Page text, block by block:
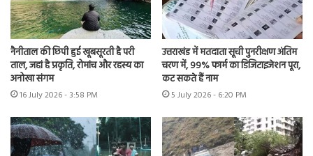
नैनीताल की छिपी हुई खूबसूरती है परी
ताल, जहां है प्रकृति, रोमांच और रहस्य का
अनोखा संगम
16 July 2026 - 3:58 PM
उत्तराखंड में मतदाता सूची पुनरीक्षण अंतिम
चरण में, 99% फार्म का डिजिटाइजेशन पूरा,
कट सकते हैं नाम
5 July 2026 - 6:20 PM